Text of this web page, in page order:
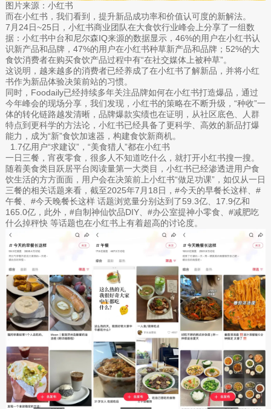
图片来源：小红书
而在小红书，我们看到，提升新品成功率和价值认可度的新解法。
7月24日~25日，小红书商业团队在大食饮行业峰会上分享了一组数
据：小红书中台和尼尔森IQ来源的数据显示，46%的用户在小红书认
识新产品和品牌，47%的用户在小红书种草新产品和品牌；52%的大
食饮消费者在购买食饮产品过程中有“在社交媒体上被种草”。
这说明，越来越多的消费者已经养成了在小红书了解新品，并将小红
书作为新品体验决策前站的习惯。
同时，Foodaily已经持续多年关注品牌如何在小红书打造爆品，通过
今年峰会的现场分享，我们发现，小红书的策略在不断升级，“种收”一
体的转化链路越发清晰，品牌爆款实绩也在证明，从社区底色、人群
特点到更科学的方法论，小红书已经具备了更科学、高效的新品打爆
能力，成为“新”食饮加速器，构建食饮新商机。
1.7亿用户“求建议”，“美食猎人”都在小红书
一日三餐，宵夜零食，很多人不知道吃什么，就打开小红书搜一搜。
随着美食类目跃居平台阅读量第一大类目，小红书已经渗透进用户食
饮生活的方方面面，用户会在决策前上小红书“做足功课”，如仅从一日
三餐的相关话题来看，截至2025年7月18日，#今天的早餐长这样、#
午餐、#今天晚餐长这样 话题浏览量分别达到了59.3亿、17.9亿和
165.0亿，此外，#自制神仙饮品DIY、#办公室提神小零食、#减肥吃
什么掉秤快 等话题也在小红书上有着超高的讨论度。